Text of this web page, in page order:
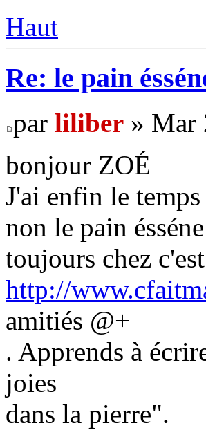
Haut
Re: le pain
par liliber » Mar
bonjour ZOÉ
J'ai enfin le
non le pain
toujours chez
http://
amitiés @+
. Apprends à
joies
dans la pierre".